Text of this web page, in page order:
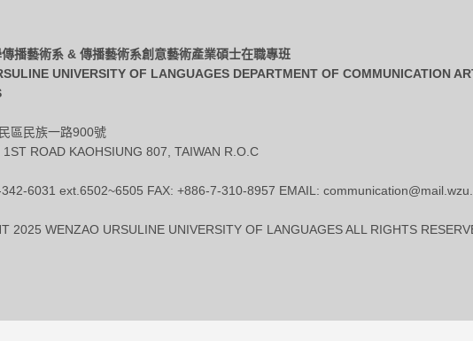
播藝術系 & 傳播藝術系創意藝術產業碩士在職專班
UNIVERSITY OF LANGUAGES DEPARTMENT OF COMMUNICATION
區民族一路900號
ROAD KAOHSIUNG 807, TAIWAN R.O.C
6031 ext.6502~6505 FAX: +886-7-310-8957 EMAIL:
2025 WENZAO URSULINE UNIVERSITY OF LANGUAGES ALL RIGHTS